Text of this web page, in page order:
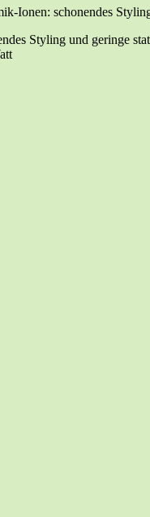
Ionen: scho­nen­des
Sty­ling und gerin­ge